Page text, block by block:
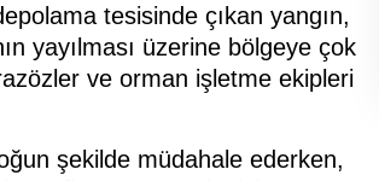
tesisinde çıkan yangın,
yayılması üzerine bölgeye çok
ve orman işletme ekipleri
şekilde müdahale ederken,